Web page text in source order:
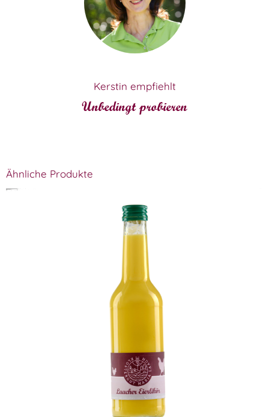
Kerstin empfiehlt
Unbedingt probieren
Ähnliche Produkte
WISSEN wo´s herkommt!